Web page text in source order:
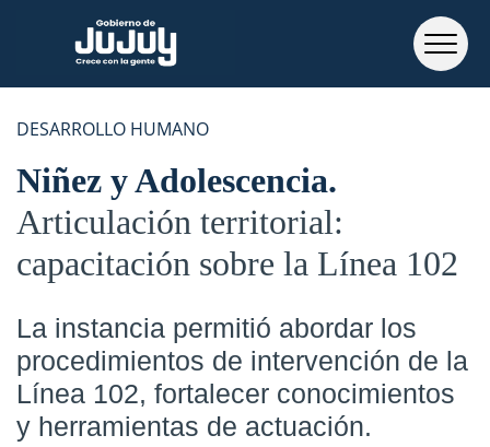
DESARROLLO HUMANO
Niñez y Adolescencia
Articulación territorial:
capacitación sobre la Línea 102
La instancia permitió abordar los
procedimientos de intervención de la
Línea 102, fortalecer conocimientos
y herramientas de actuación.